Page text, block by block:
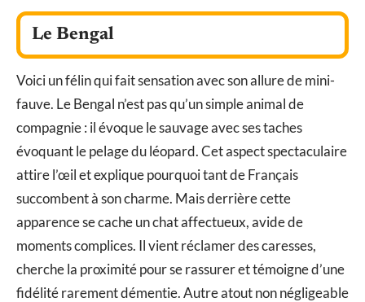
Le Bengal
Voici un félin qui fait sensation avec son allure de mini-
fauve. Le Bengal n’est pas qu’un simple animal de
compagnie : il évoque le sauvage avec ses taches
évoquant le pelage du léopard. Cet aspect spectaculaire
attire l’œil et explique pourquoi tant de Français
succombent à son charme. Mais derrière cette
apparence se cache un chat affectueux, avide de
moments complices. Il vient réclamer des caresses,
cherche la proximité pour se rassurer et témoigne d’une
fidélité rarement démentie. Autre atout non négligeable